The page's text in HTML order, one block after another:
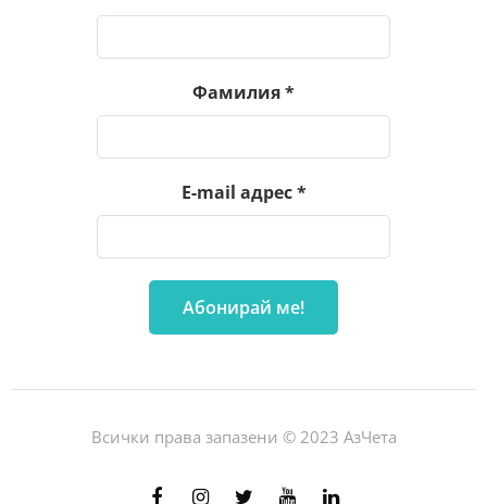
Фамилия*
E-mail адрес*
Всички права запазени © 2023 АзЧета